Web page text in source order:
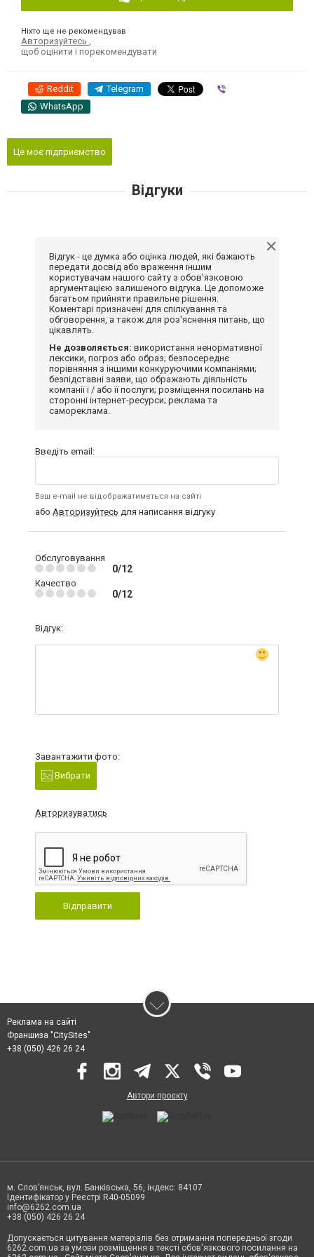
Ніхто ще не рекомендував
Авторизуйтесь
щоб оцінити і порекомендувати
Reddit Telegram
WhatsApp
Це моє підприємство
Відгуки
Відгук - це думка або оцінка людей, які бажають
передати досвід або враження іншим
користувачам нашого сайту з обов'язковою
аргументацією залишеного відгука. Це допоможе
багатьом прийняти правильне рішення.
Коментарі призначені для спілкування та
обговорення, а також для роз'яснення питань, що
цікавлять.
Не дозволяється: використання ненормативної
лексики, погроз або образ; безпосереднє
порівняння з іншими конкуруючими компаніями;
безпідставні заяви, що ображають діяльність
компанії і / або її послуги; розміщення посилань на
сторонні інтернет-ресурси; реклама та
самореклама.
Введіть email:
Ваш e-mail не відображатиметься на сайті
або Авторизуйтесь для написання відгуку
Обслуговування
0/12
Качество
0/12
Відгук:
Завантажити фото:
Вибрати
Авторизуватись
Відправити
Реклама на сайті
Франшиза "CitySites"
+38 (050) 426 26 24
Автори проєкту
м. Слов’янськ, вул. Банківська, 56, індекс: 84107
Ідентифікатор у Реєстрі R40-05099
info@6262.com.ua
+38 (050) 426 26 24
Допускається цитування матеріалів без отримання попередньої згоди
6262.com.ua за умови розміщення в тексті обов'язкового посилання на